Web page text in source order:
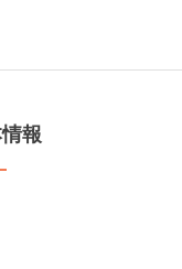
報